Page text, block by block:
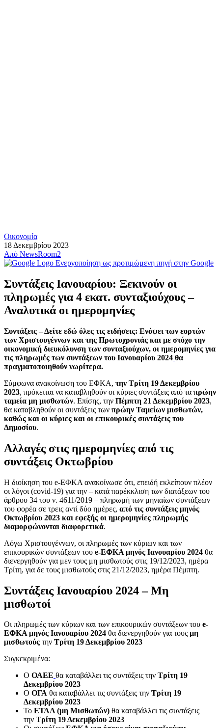
Οικονομία
18 Δεκεμβρίου 2023
Από NewsRoom2
Ενεργοποίηση ως προτιμώμενη πηγή στην Google
Συντάξεις Ιανουαρίου: Ξεκινούν οι
πληρωμές για 4 εκατ. συνταξιούχους –
Αναλυτικά οι ημερομηνίες
Συντάξεις – Δείτε εδώ όλες τις ειδήσεις: Ενόψει των εορτών
των Χριστουγέννων και της Πρωτοχρονιάς και με στόχο την
οικονομική διευκόλυνση των συνταξιούχων, οι ημερομηνίες για
τις πληρωμές των συντάξεων του Ιανουαρίου 2024 θα
πραγματοποιηθούν νωρίτερα.
Σύμφωνα ανακοίνωση του ΕΦΚΑ, την Τρίτη 19 Δεκεμβρίου
2023, πρόκειται να καταβληθούν οι κύριες συντάξεις από τα πρώην
ταμεία μη μισθωτών. Επίσης, την Πέμπτη 21 Δεκεμβρίου 2023,
θα καταβληθούν οι συντάξεις των πρώην Ταμείων μισθωτών,
καθώς και οι κύριες και οι επικουρικές συντάξεις του
Δημοσίου.
Αλλαγές στις ημερομηνίες από τις
συντάξεις Οκτωβρίου
Η διοίκηση του e-ΕΦΚΑ ανακοίνωσε ότι, επειδή εκλείπουν πλέον
οι λόγοι (covid-19) για την – κατά παρέκκλιση των διατάξεων του
άρθρου 34 του ν. 4611/2019 – πληρωμή των μηνιαίων συντάξεων
του φορέα σε τρεις αντί δύο ημέρες, από τις συντάξεις μηνός
Οκτωβρίου 2023 και εφεξής οι ημερομηνίες πληρωμής
διαμορφώνονται διαφορετικά.
Λόγω Χριστουγέννων, οι πληρωμές των κύριων και των
επικουρικών συντάξεων του e-ΕΦΚΑ μηνός Ιανουαρίου 2024 θα
διενεργηθούν για μεν τους μη μισθωτούς στις 19/12/2023, ημέρα
Τρίτη, για δε τους μισθωτούς στις 21/12/2023, ημέρα Πέμπτη.
Συντάξεις Ιανουαρίου 2024 – Μη
μισθωτοί
Οι πληρωμές των κύριων και των επικουρικών συντάξεων του e-
ΕΦΚΑ μηνός Ιανουαρίου 2024 θα διενεργηθούν για τους μη
μισθωτούς την Τρίτη 19 Δεκεμβρίου 2023
Συγκεκριμένα:
Ο ΟΑΕΕ θα καταβάλλει τις συντάξεις την Τρίτη 19
Δεκεμβρίου 2023
Ο ΟΓΑ θα καταβάλλει τις συντάξεις την Τρίτη 19
Δεκεμβρίου 2023
Το ΕΤΑΑ (μη Μισθωτών) θα καταβάλλει τις συντάξεις
την Τρίτη 19 Δεκεμβρίου 2023